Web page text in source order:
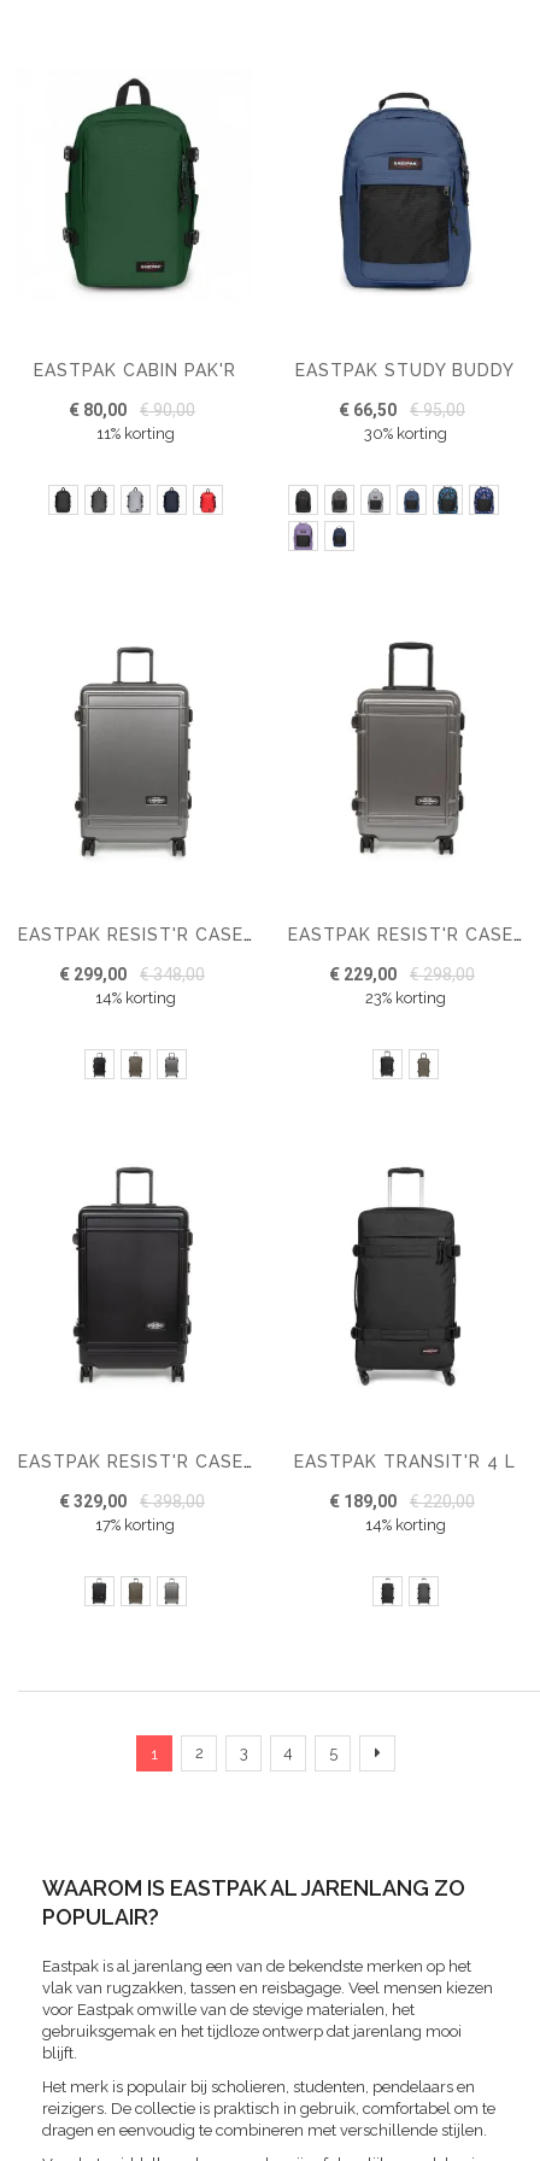
EASTPAK CABIN PAK'R
€ 80,00 € 90,00
11% korting
EASTPAK STUDY BUDDY
€ 66,50 € 95,00
30% korting
EASTPAK RESIST'R CASE M
€ 299,00 € 348,00
14% korting
EASTPAK RESIST'R CASE S
€ 229,00 € 298,00
23% korting
EASTPAK RESIST'R CASE L
€ 329,00 € 398,00
17% korting
EASTPAK TRANSIT'R 4 L
€ 189,00 € 220,00
14% korting
Pagina
1 2 3 4
Pagina
5 Verder
WAAROM IS EASTPAK AL JARENLANG ZO
POPULAIR?
Eastpak is al jarenlang een van de bekendste merken op het
vlak van rugzakken, tassen en reisbagage. Veel mensen kiezen
voor Eastpak omwille van de stevige materialen, het
gebruiksgemak en het tijdloze ontwerp dat jarenlang mooi
blijft.
Het merk is populair bij scholieren, studenten, pendelaars en
reizigers. De collectie is praktisch in gebruik, comfortabel om te
dragen en eenvoudig te combineren met verschillende stijlen.